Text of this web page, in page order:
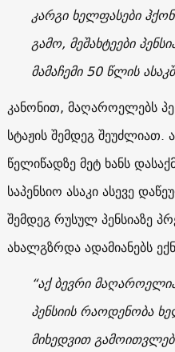
კარგი ხელფასები
გამო, მეშახტეები
მამაჩემი 50 წლის
კანონით, მაღაროელებს
სტაჟის შემდეგ შეუძლიათ.
წელიწადზე მეტ ხანს
საპენსიო ასაკი ასევე
შემდეგ რუსულ პენსიაზე
ახალგზრდა ადამიანებს
“აქ ბევრი
პენსიის რაოდენობა
მიხედვით